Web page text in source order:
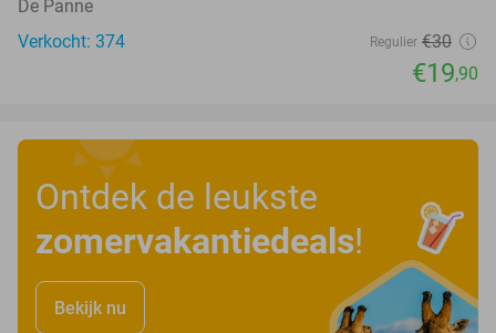
De Panne
Verkocht: 374
Regulier €30
€19,90
Ontdek de leukste
zomervakantiedeals!
Bekijk nu